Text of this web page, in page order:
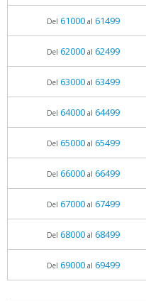
Del 61000al 61499
Del 62000al 62499
Del 63000al 63499
Del 64000al 64499
Del 65000al 65499
Del 66000al 66499
Del 67000al 67499
Del 68000al 68499
Del 69000al 69499